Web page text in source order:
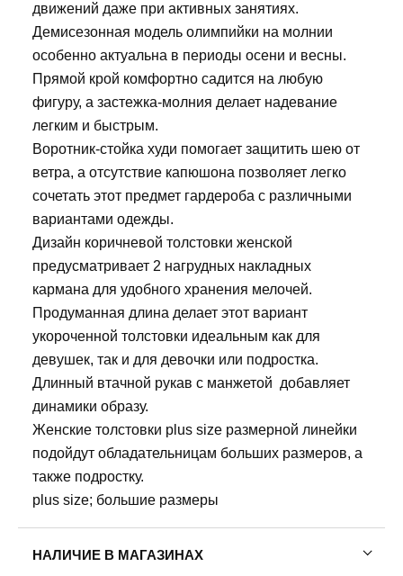
движений даже при активных занятиях.
Демисезонная модель олимпийки на молнии
особенно актуальна в периоды осени и весны.
Прямой крой комфортно садится на любую
фигуру, а застежка-молния делает надевание
легким и быстрым.
Воротник-стойка худи помогает защитить шею от
ветра, а отсутствие капюшона позволяет легко
сочетать этот предмет гардероба с различными
вариантами одежды.
Дизайн коричневой толстовки женской
предусматривает 2 нагрудных накладных
кармана для удобного хранения мелочей.
Продуманная длина делает этот вариант
укороченной толстовки идеальным как для
девушек, так и для девочки или подростка.
Длинный втачной рукав с манжетой добавляет
динамики образу.
Женские толстовки plus size размерной линейки
подойдут обладательницам больших размеров, а
также подростку.
plus size; большие размеры
НАЛИЧИЕ В МАГАЗИНАХ